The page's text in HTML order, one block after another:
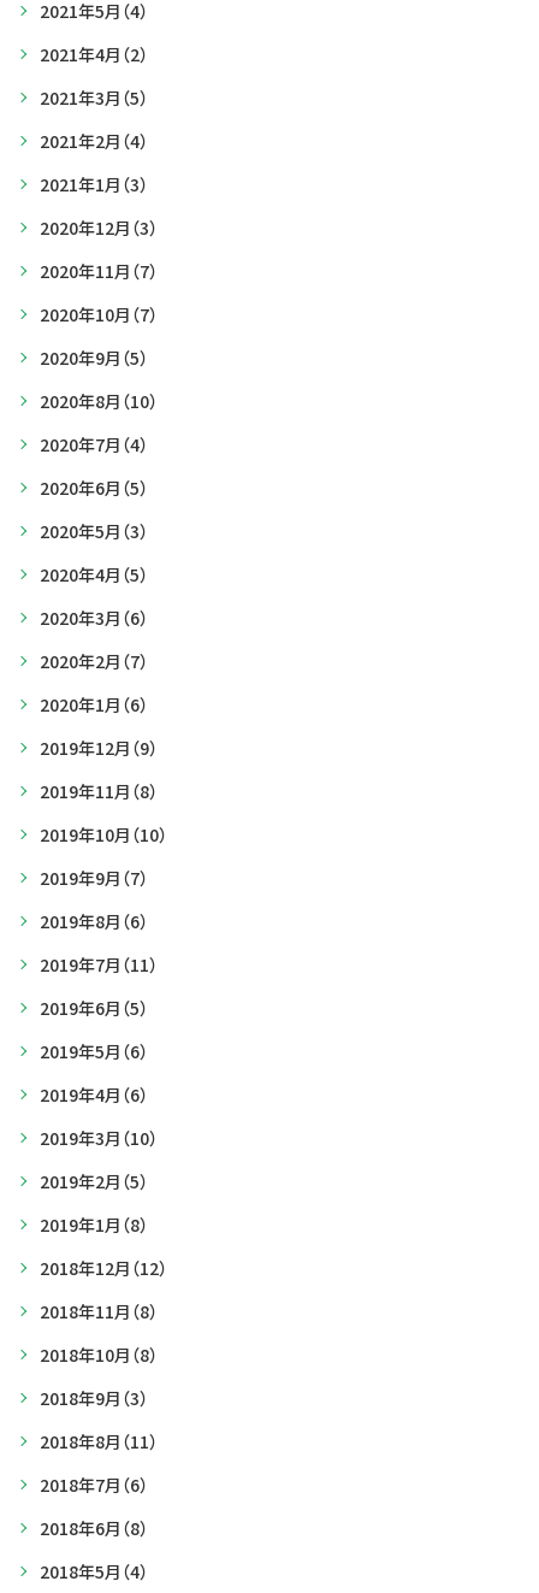
2021年5月 （4）
2021年4月 （2）
2021年3月 （5）
2021年2月 （4）
2021年1月 （3）
2020年12月 （3）
2020年11月 （7）
2020年10月 （7）
2020年9月 （5）
2020年8月 （10）
2020年7月 （4）
2020年6月 （5）
2020年5月 （3）
2020年4月 （5）
2020年3月 （6）
2020年2月 （7）
2020年1月 （6）
2019年12月 （9）
2019年11月 （8）
2019年10月 （10）
2019年9月 （7）
2019年8月 （6）
2019年7月 （11）
2019年6月 （5）
2019年5月 （6）
2019年4月 （6）
2019年3月 （10）
2019年2月 （5）
2019年1月 （8）
2018年12月 （12）
2018年11月 （8）
2018年10月 （8）
2018年9月 （3）
2018年8月 （11）
2018年7月 （6）
2018年6月 （8）
2018年5月 （4）